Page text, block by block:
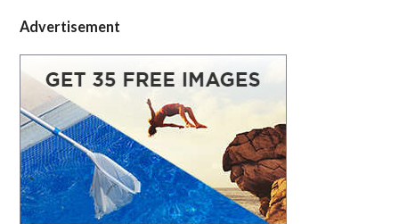
t
r
b
o
a
r
m
e
t
Advertisement